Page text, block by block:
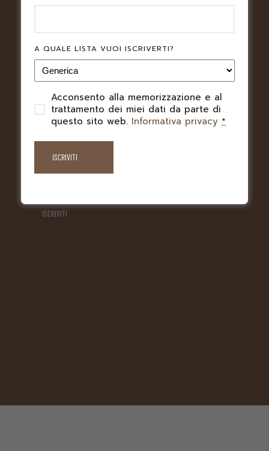
EMAIL
A QUALE LISTA VUOI ISCRIVERTI?
PRIVACYAcconsento alla memorizzazione e al
questo sito web.
A QUALE LISTA VUOI ISCRIVERTI?
PRIVACY
Acconsento alla memorizzazione e al
trattamento dei miei dati da parte di
questo sito web. Informativa privacy *